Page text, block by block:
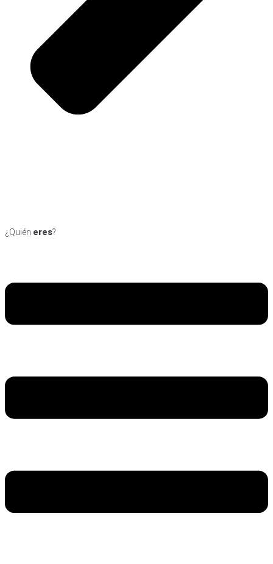
¿Quién eres?